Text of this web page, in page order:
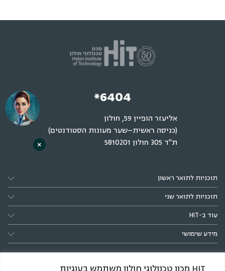
*6404
אליעזר הופיין 59, חולון
(כניסה ראשית–שער מעונות הסטודנטים)
ת"ד 305 חולון 5810201
תוכניות לתואר ראשון
תוכניות לתואר שני
עוד ב-HIT
מידע שימושי
×